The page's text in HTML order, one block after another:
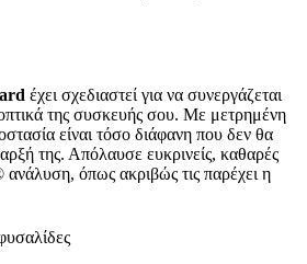
έχει σχεδιαστεί για να συνεργάζεται
της συσκευής σου. Με μετρημένη
είναι τόσο διάφανη που δεν θα
της. Απόλαυσε ευκρινείς, καθαρές
όπως ακριβώς τις παρέχει η